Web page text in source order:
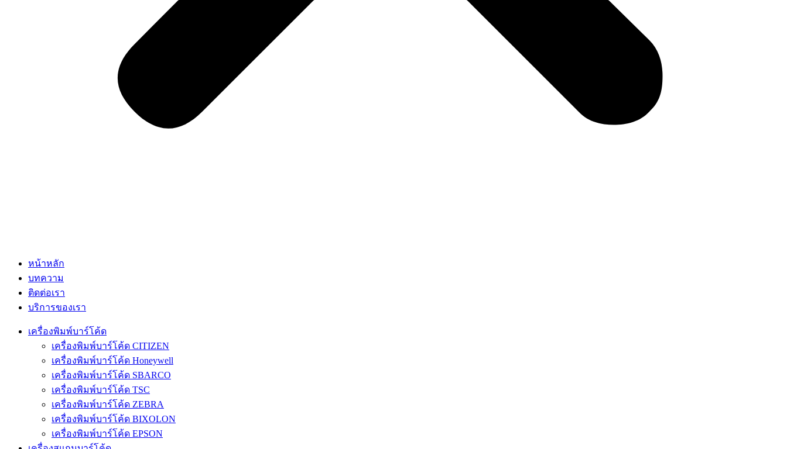
หน้าหลัก
บทความ
ติดต่อเรา
บริการของเรา
เครื่องพิมพ์บาร์โค้ด
เครื่องพิมพ์บาร์โค้ด CITIZEN
เครื่องพิมพ์บาร์โค้ด Honeywell
เครื่องพิมพ์บาร์โค้ด SBARCO
เครื่องพิมพ์บาร์โค้ด TSC
เครื่องพิมพ์บาร์โค้ด ZEBRA
เครื่องพิมพ์บาร์โค้ด BIXOLON
เครื่องพิมพ์บาร์โค้ด EPSON